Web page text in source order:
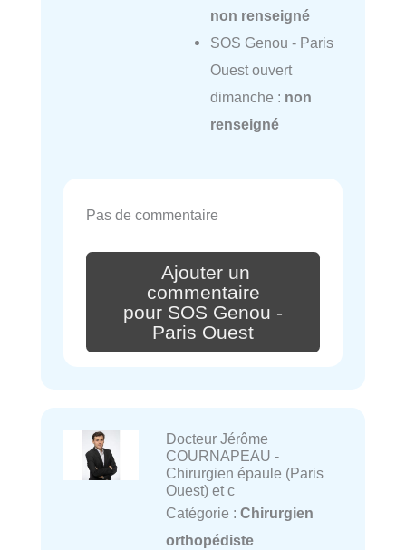
non renseigné
SOS Genou - Paris
Ouest ouvert
dimanche : non
renseigné
Pas de commentaire
Ajouter un
commentaire
pour SOS Genou -
Paris Ouest
Docteur Jérôme
COURNAPEAU -
Chirurgien épaule (Paris
Ouest) et c
Catégorie : Chirurgien
orthopédiste